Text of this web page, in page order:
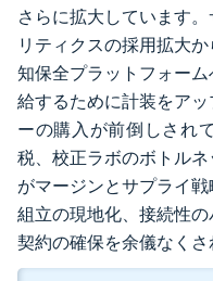
さらに拡大しています
リティクスの採用拡大
知保全プラットフォー
給するために計装をア
ーの購入が前倒しされ
税、校正ラボのボトル
がマージンとサプライ
組立の現地化、接続性
契約の確保を余儀なくさ